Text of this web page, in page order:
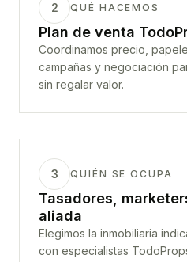
2 QUÉ HACEMOS
Plan de venta
Coordinamos precio,
campañas y negociación
sin regalar valor.
3 QUIÉN SE OCUPA
Tasadores,
aliada
Elegimos la inmobiliaria
con especialistas